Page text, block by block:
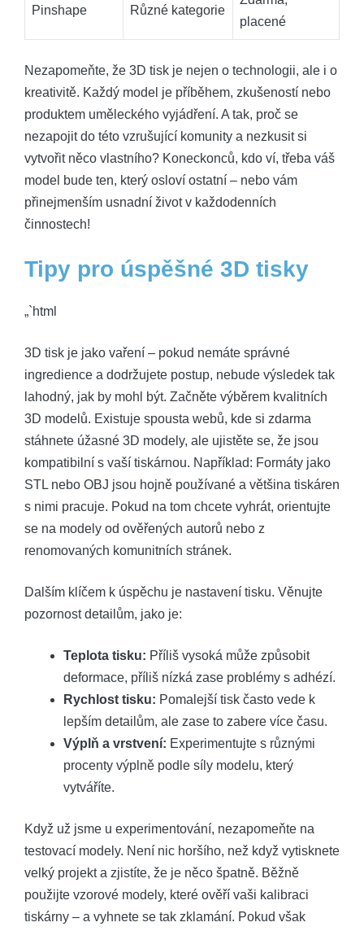
Pinshape Různé kategorie
placené
Nezapomeňte, že 3D tisk je nejen o technologii, ale i o
kreativitě. Každý model je příběhem, zkušeností nebo
produktem uměleckého vyjádření. A tak, proč se
nezapojit do této vzrušující komunity a nezkusit si
vytvořit něco vlastního? Koneckonců, kdo ví, třeba váš
model bude ten, který osloví ostatní – nebo vám
přinejmenším usnadní život v každodenních
činnostech!
Tipy pro úspěšné 3D tisky
„`html
3D tisk je jako vaření – pokud nemáte správné
ingredience a dodržujete postup, nebude výsledek tak
lahodný, jak by mohl být. Začněte výběrem kvalitních
3D modelů. Existuje spousta webů, kde si zdarma
stáhnete úžasné 3D modely, ale ujistěte se, že jsou
kompatibilní s vaší tiskárnou. Například: Formáty jako
STL nebo OBJ jsou hojně používané a většina tiskáren
s nimi pracuje. Pokud na tom chcete vyhrát, orientujte
se na modely od ověřených autorů nebo z
renomovaných komunitních stránek.
Dalším klíčem k úspěchu je nastavení tisku. Věnujte
pozornost detailům, jako je:
Teplota tisku: Příliš vysoká může způsobit
deformace, příliš nízká zase problémy s adhézí.
Rychlost tisku: Pomalejší tisk často vede k
lepším detailům, ale zase to zabere více času.
Výplň a vrstvení: Experimentujte s různými
procenty výplně podle síly modelu, který
vytváříte.
Když už jsme u experimentování, nezapomeňte na
testovací modely. Není nic horšího, než když vytisknete
velký projekt a zjistíte, že je něco špatně. Běžně
použijte vzorové modely, které ověří vaši kalibraci
tiskárny – a vyhnete se tak zklamání. Pokud však